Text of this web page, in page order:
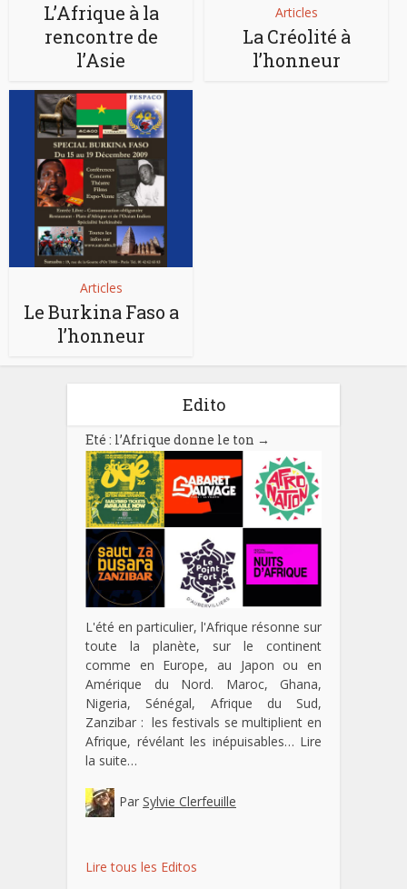
L’Afrique à la
rencontre de
l’Asie
Articles
La Créolité à
l’honneur
Articles
Le Burkina Faso a
l’honneur
Edito
Eté : l’Afrique donne le ton →
L'été en particulier, l'Afrique résonne sur
toute la planète, sur le continent
comme en Europe, au Japon ou en
Amérique du Nord. Maroc, Ghana,
Nigeria, Sénégal, Afrique du Sud,
Zanzibar : les festivals se multiplient en
Afrique, révélant les inépuisables… Lire
la suite…
Par Sylvie Clerfeuille
Lire tous les Editos